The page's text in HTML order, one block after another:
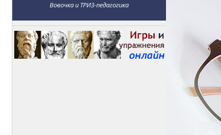
Вовочка и ТРИЗ-педагогика